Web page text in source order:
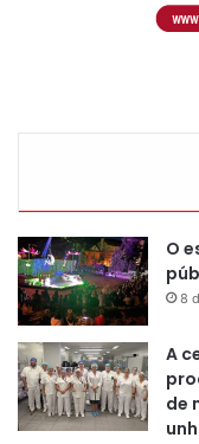
O
8
A
de